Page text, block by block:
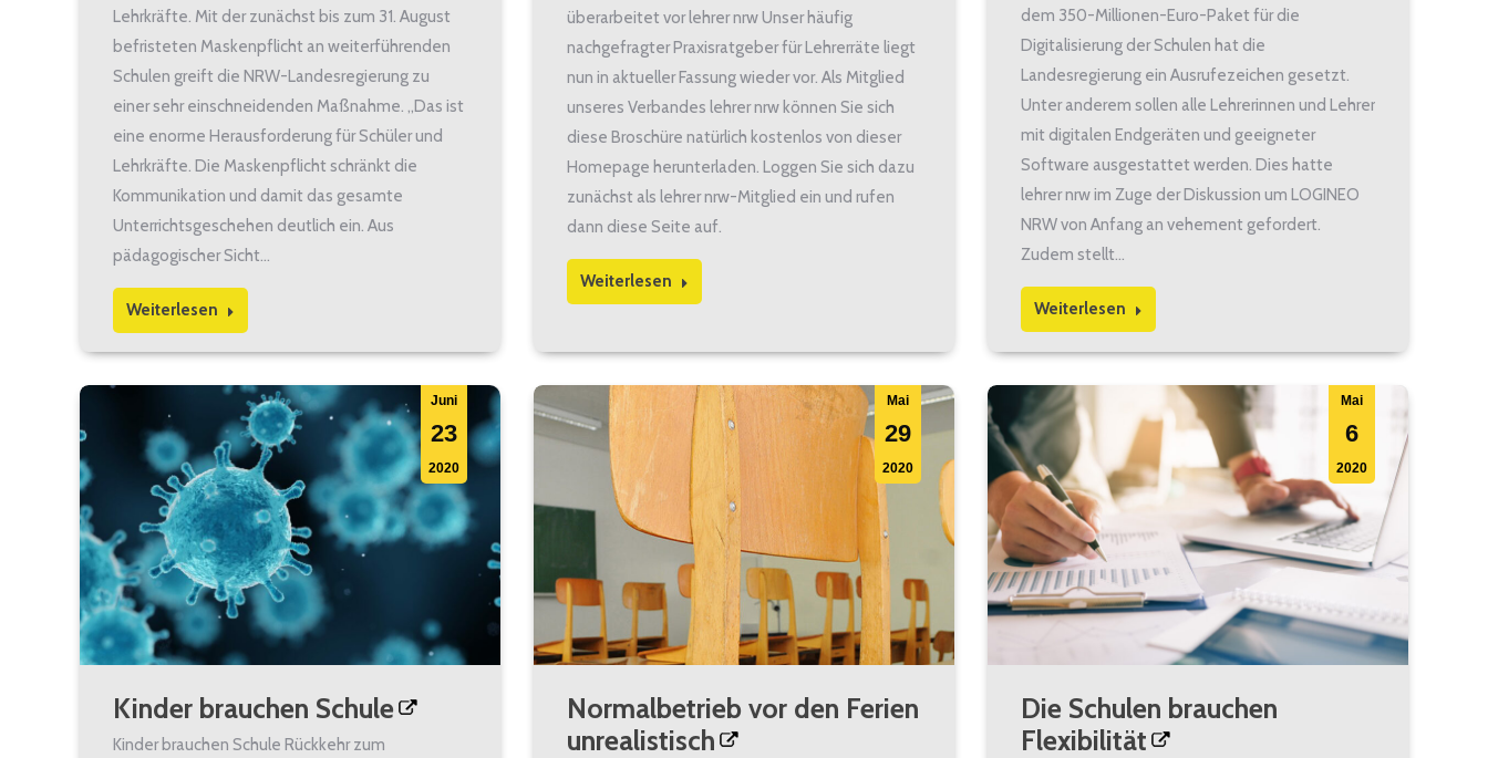
Lehrkräfte. Mit der zunächst bis zum 31. August
befristeten Maskenpflicht an weiterführenden
Schulen greift die NRW-Landesregierung zu
einer sehr einschneidenden Maßnahme. „Das ist
eine enorme Herausforderung für Schüler und
Lehrkräfte. Die Maskenpflicht schränkt die
Kommunikation und damit das gesamte
Unterrichtsgeschehen deutlich ein. Aus
pädagogischer Sicht…
Weiterlesen
überarbeitet vor lehrer nrw Unser häufig
nachgefragter Praxisratgeber für Lehrerräte liegt
nun in aktueller Fassung wieder vor. Als Mitglied
unseres Verbandes lehrer nrw können Sie sich
diese Broschüre natürlich kostenlos von dieser
Homepage herunterladen. Loggen Sie sich dazu
zunächst als lehrer nrw-Mitglied ein und rufen
dann diese Seite auf.
Weiterlesen
dem 350-Millionen-Euro-Paket für die
Digitalisierung der Schulen hat die
Landesregierung ein Ausrufezeichen gesetzt.
Unter anderem sollen alle Lehrerinnen und Lehrer
mit digitalen Endgeräten und geeigneter
Software ausgestattet werden. Dies hatte
lehrer nrw im Zuge der Diskussion um LOGINEO
NRW von Anfang an vehement gefordert.
Zudem stellt…
Weiterlesen
Juni
23
2020
Kinder brauchen Schule
Kinder brauchen Schule Rückkehr zum
Mai
29
2020
Normalbetrieb vor den Ferien
unrealistisch
Mai
6
2020
Die Schulen brauchen
Flexibilität